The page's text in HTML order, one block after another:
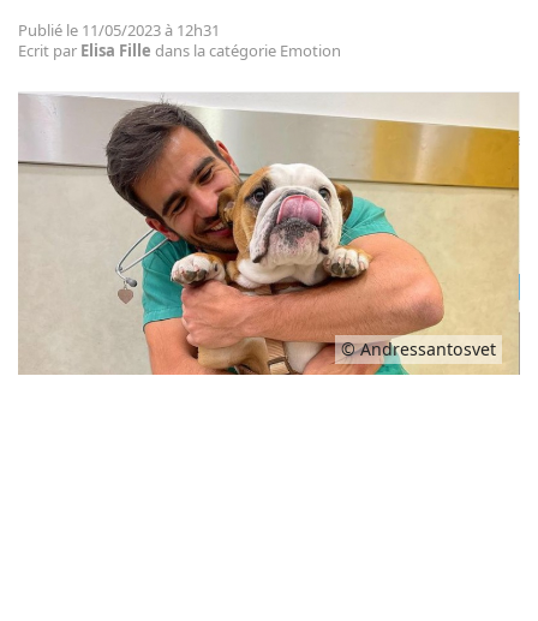
Publié le 11/05/2023 à 12h31
Ecrit par Elisa Fille dans la catégorie Emotion
© Andressantosvet